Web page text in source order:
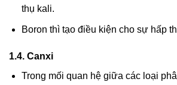
thụ kali.
Boron thì tạo điều kiện cho sự hấp
1.4. Canxi
Trong mối quan hệ giữa các loại